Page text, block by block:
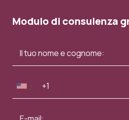
Modulo di consulenza